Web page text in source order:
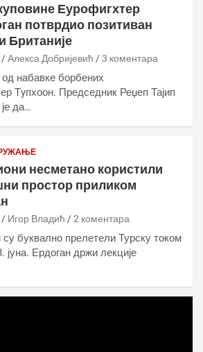
Еурофигхтер
потврдио позитиван
Британије
Алекса Добријевић 3 коментара
од набавке борбених
Тyпхоон. Председник Реџеп Тајип
да…
несметано користили
простор приликом
Игор Владић 2 коментара
буквално прелетели Турску током
јуна. Ердоган држи лекције